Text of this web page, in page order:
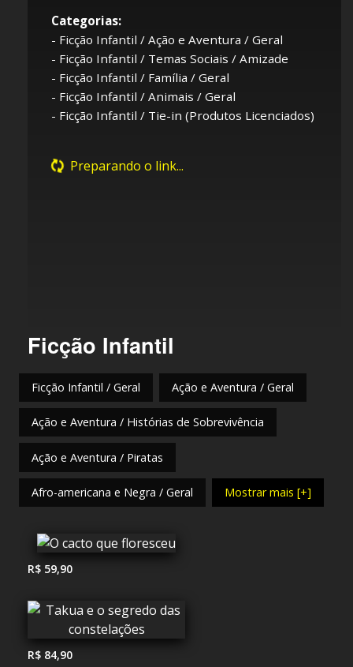
Categorias:
- Ficção Infantil / Ação e Aventura / Geral
- Ficção Infantil / Temas Sociais / Amizade
- Ficção Infantil / Família / Geral
- Ficção Infantil / Animais / Geral
- Ficção Infantil / Tie-in (Produtos Licenciados)
Preparando o link...
Ficção Infantil
Ficção Infantil / Geral Ação e Aventura / Geral
Ação e Aventura / Histórias de Sobrevivência
Ação e Aventura / Piratas
Afro-americana e Negra / Geral Mostrar mais [+]
R$ 59,90
R$ 84,90